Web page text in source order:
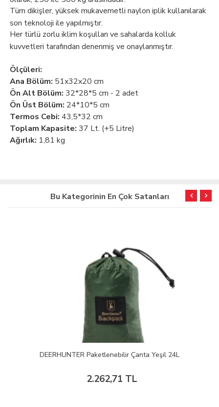
Tüm dikişler, yüksek mukavemetli naylon iplik kullanılarak
son teknoloji ile yapılmıştır.
Her türlü zorlu iklim koşulları ve sahalarda kolluk
kuvvetleri tarafından denenmiş ve onaylanmıştır.
Ölçüleri:
Ana Bölüm: 51x32x20 cm
Ön Alt Bölüm: 32*28*5 cm - 2 adet
Ön Üst Bölüm: 24*10*5 cm
Termos Cebi: 43,5*32 cm
Toplam Kapasite: 37 Lt. (+5 Litre)
Ağırlık: 1,81 kg
Bu Kategorinin En Çok Satanları
DEERHUNTER Paketlenebilir Çanta Yeşil 24L
2.262,71 TL